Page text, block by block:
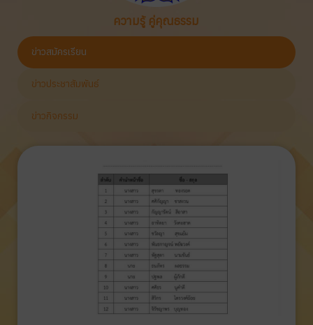
ความรู้ คู่คุณธรรม
ข่าวสมัครเรียน
ข่าวประชาสัมพันธ์
ข่าวกิจกรรม